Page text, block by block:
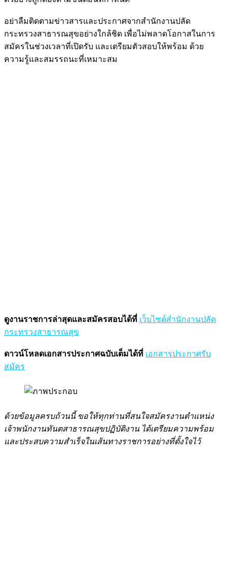
อย่าลืมติดตามข่าวสารและประกาศจากสำนักงานปลัด
กระทรวงสาธารณสุขอย่างใกล้ชิด เพื่อไม่พลาดโอกาสในการ
สมัครในช่วงเวลาที่เปิดรับ และเตรียมตัวสอบให้พร้อม ด้วย
ความรู้และสมรรถนะที่เหมาะสม
ดูงานราชการล่าสุดและสมัครสอบได้ที่ เว็บไซต์สำนักงานปลัด
กระทรวงสาธารณสุข
ดาวน์โหลดเอกสารประกาศฉบับเต็มได้ที่ เอกสารประกาศรับ
สมัคร
ด้วยข้อมูลครบถ้วนนี้ ขอให้ทุกท่านที่สนใจสมัครงานตำแหน่ง
เจ้าพนักงานทันตสาธารณสุขปฏิบัติงาน ได้เตรียมความพร้อม
และประสบความสำเร็จในเส้นทางราชการอย่างที่ตั้งใจไว้